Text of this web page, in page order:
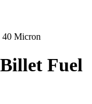
Micron
Fuel